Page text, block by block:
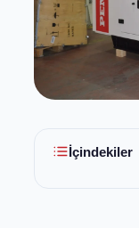
İçindekiler